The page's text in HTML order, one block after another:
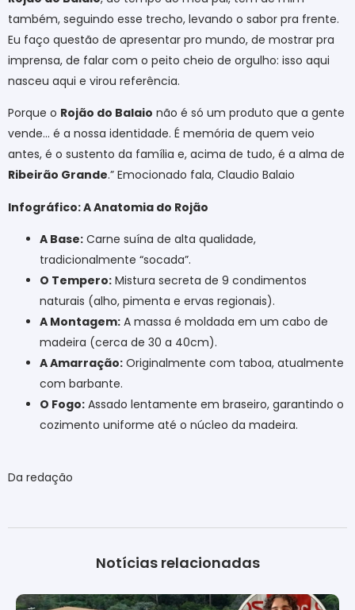
também, seguindo esse trecho, levando o sabor pra frente.
Eu faço questão de apresentar pro mundo, de mostrar pra
imprensa, de falar com o peito cheio de orgulho: isso aqui
nasceu aqui e virou referência.
Porque o Rojão do Balaio não é só um produto que a gente
vende… é a nossa identidade. É memória de quem veio
antes, é o sustento da família e, acima de tudo, é a alma de
Ribeirão Grande.” Emocionado fala, Claudio Balaio
Infográfico: A Anatomia do Rojão
A Base: Carne suína de alta qualidade,
tradicionalmente “socada”.
O Tempero: Mistura secreta de 9 condimentos
naturais (alho, pimenta e ervas regionais).
A Montagem: A massa é moldada em um cabo de
madeira (cerca de 30 a 40cm).
A Amarração: Originalmente com taboa, atualmente
com barbante.
O Fogo: Assado lentamente em braseiro, garantindo o
cozimento uniforme até o núcleo da madeira.
Da redação
Notícias relacionadas